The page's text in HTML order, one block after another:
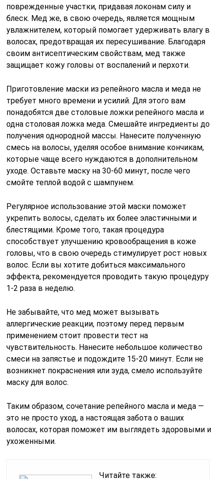
поврежденные участки, придавая локонам силу и
блеск. Мед же, в свою очередь, является мощным
увлажнителем, который помогает удерживать влагу в
волосах, предотвращая их пересушивание. Благодаря
своим антисептическим свойствам, мед также
защищает кожу головы от воспалений и перхоти.
Приготовление маски из репейного масла и меда не
требует много времени и усилий. Для этого вам
понадобятся две столовые ложки репейного масла и
одна столовая ложка меда. Смешайте ингредиенты до
получения однородной массы. Нанесите полученную
смесь на волосы, уделяя особое внимание кончикам,
которые чаще всего нуждаются в дополнительном
уходе. Оставьте маску на 30-60 минут, после чего
смойте теплой водой с шампунем.
Регулярное использование этой маски поможет
укрепить волосы, сделать их более эластичными и
блестящими. Кроме того, такая процедура
способствует улучшению кровообращения в коже
головы, что в свою очередь стимулирует рост новых
волос. Если вы хотите добиться максимального
эффекта, рекомендуется проводить такую процедуру
1-2 раза в неделю.
Не забывайте, что мед может вызывать
аллергические реакции, поэтому перед первым
применением стоит провести тест на
чувствительность. Нанесите небольшое количество
смеси на запястье и подождите 15-20 минут. Если не
возникнет покраснения или зуда, смело используйте
маску для волос.
Таким образом, сочетание репейного масла и меда —
это не просто уход, а настоящая забота о ваших
волосах, которая поможет им выглядеть здоровыми и
ухоженными.
Читайте также: